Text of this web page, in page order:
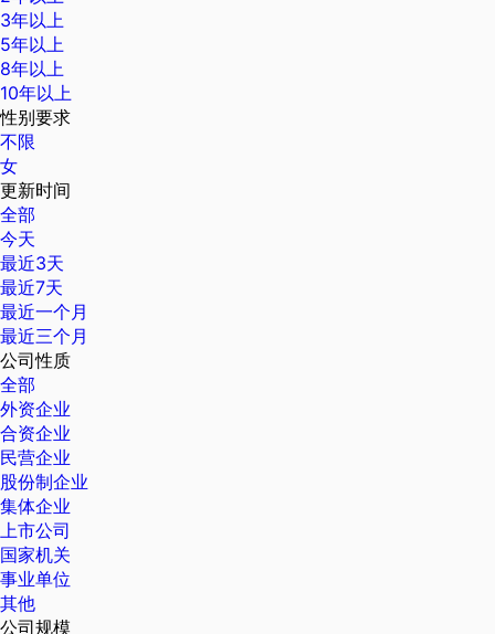
3年以上
5年以上
8年以上
10年以上
性别要求
不限
女
更新时间
全部
今天
最近3天
最近7天
最近一个月
最近三个月
公司性质
全部
外资企业
合资企业
民营企业
股份制企业
集体企业
上市公司
国家机关
事业单位
其他
公司规模